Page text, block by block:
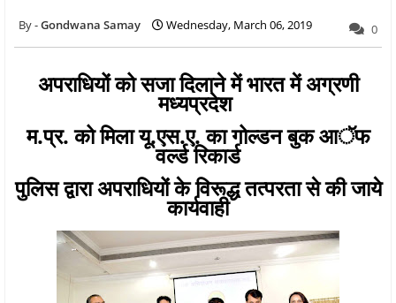
Gondwana Samay Wednesday, March 06, 2019 0
अपराधियों को सजा दिलाने में भारत में अग्रणी
मध्यप्रदेश
म.प्र. को मिला यू.एस.ए. का गोल्डन बुक आॅफ
वर्ल्ड रिकार्ड
पुलिस द्वारा अपराधियों के विरूद्ध तत्परता से की जाये
कार्यवाही